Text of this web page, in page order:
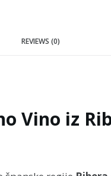
REVIEWS (0)
Vino iz